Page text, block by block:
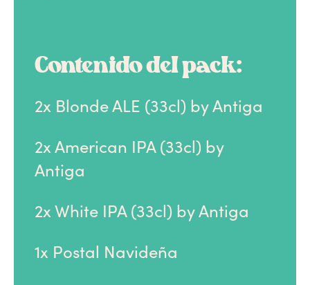
Contenido del pack:
2x Blonde ALE (33cl) by Antiga
2x American IPA (33cl) by
Antiga
2x White IPA (33cl) by Antiga
1x Postal Navideña